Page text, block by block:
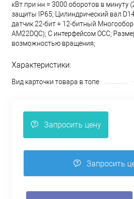
кВт при нн = 3000 оборотов в минуту
защиты IP65; Цилиндрический вал
датчик 22-бит + 12-битный
AM22DQC); С интерфейсом OCC;
возможностью вращения;
Характеристики:
Вид карточки товара в топе
Запросить цену
Запросить